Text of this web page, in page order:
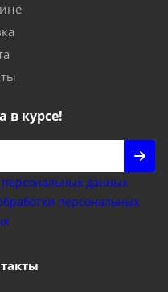
в курсе!
персональных данных
персональных